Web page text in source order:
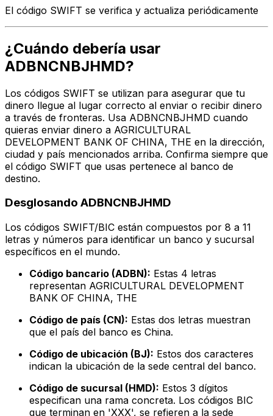
El código SWIFT se verifica y actualiza periódicamente
¿Cuándo debería usar
ADBNCNBJHMD?
Los códigos SWIFT se utilizan para asegurar que tu
dinero llegue al lugar correcto al enviar o recibir dinero
a través de fronteras. Usa ADBNCNBJHMD cuando
quieras enviar dinero a AGRICULTURAL
DEVELOPMENT BANK OF CHINA, THE en la dirección,
ciudad y país mencionados arriba. Confirma siempre que
el código SWIFT que usas pertenece al banco de
destino.
Desglosando ADBNCNBJHMD
Los códigos SWIFT/BIC están compuestos por 8 a 11
letras y números para identificar un banco y sucursal
específicos en el mundo.
Código bancario (ADBN): Estas 4 letras
representan AGRICULTURAL DEVELOPMENT
BANK OF CHINA, THE
Código de país (CN): Estas dos letras muestran
que el país del banco es China.
Código de ubicación (BJ): Estos dos caracteres
indican la ubicación de la sede central del banco.
Código de sucursal (HMD): Estos 3 dígitos
especifican una rama concreta. Los códigos BIC
que terminan en 'XXX', se refieren a la sede